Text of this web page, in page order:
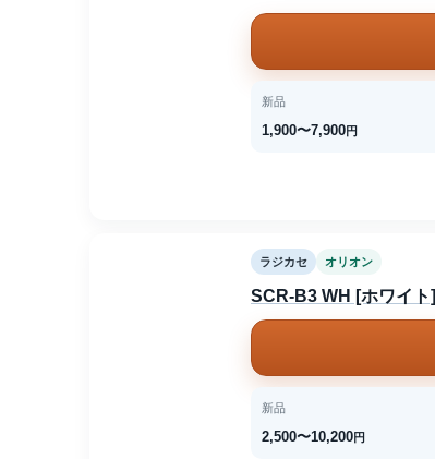
新品
1,900〜7,900円
ラジカセ オリオン
SCR-B3 WH [ホワイト]
新品
2,500〜10,200円